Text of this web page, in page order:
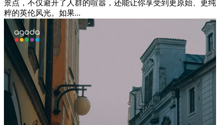
景点，不仅避开了人群的喧嚣，还能让你享受到更原始、更纯
粹的英伦风光。如果...